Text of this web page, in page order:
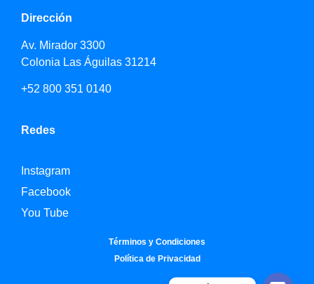
Dirección
Av. Mirador 3300
Colonia Las Águilas 31214
+52 800 351 0140
Redes
Instagram
Facebook
You Tube
Términos y Condiciones
Política de Privacidad